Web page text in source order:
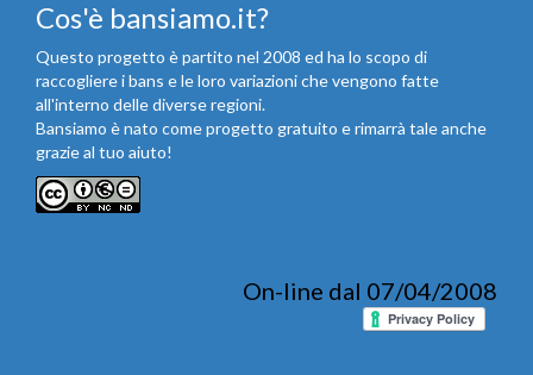
Cos'è bansiamo.it?
Questo progetto è partito nel 2008 ed ha lo scopo di
raccogliere i bans e le loro variazioni che vengono fatte
all'interno delle diverse regioni.
Bansiamo è nato come progetto gratuito e rimarrà tale anche
grazie al tuo aiuto!
On-line dal 07/04/2008